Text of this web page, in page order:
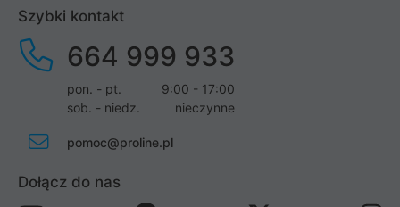
Szybki kontakt
664 999 933
pon. - pt.
9:00 - 17:00
sob. - niedz.
nieczynne
pomoc@proline.pl
Dołącz do nas